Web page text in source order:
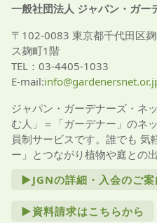
一般社団法人 ジャパン・ガー
〒102-0083 東京都千代田区
ス麹町1階
TEL：03-4405-1033
E-mail:
ジャパン・ガーデナーズ・ネ
む人」＝「ガーデナー」のネ
員制サービスです。誰でも 気
ー」とつながり植物や庭との
►JGNの詳細・入会のご案
►資料請求はこちらから